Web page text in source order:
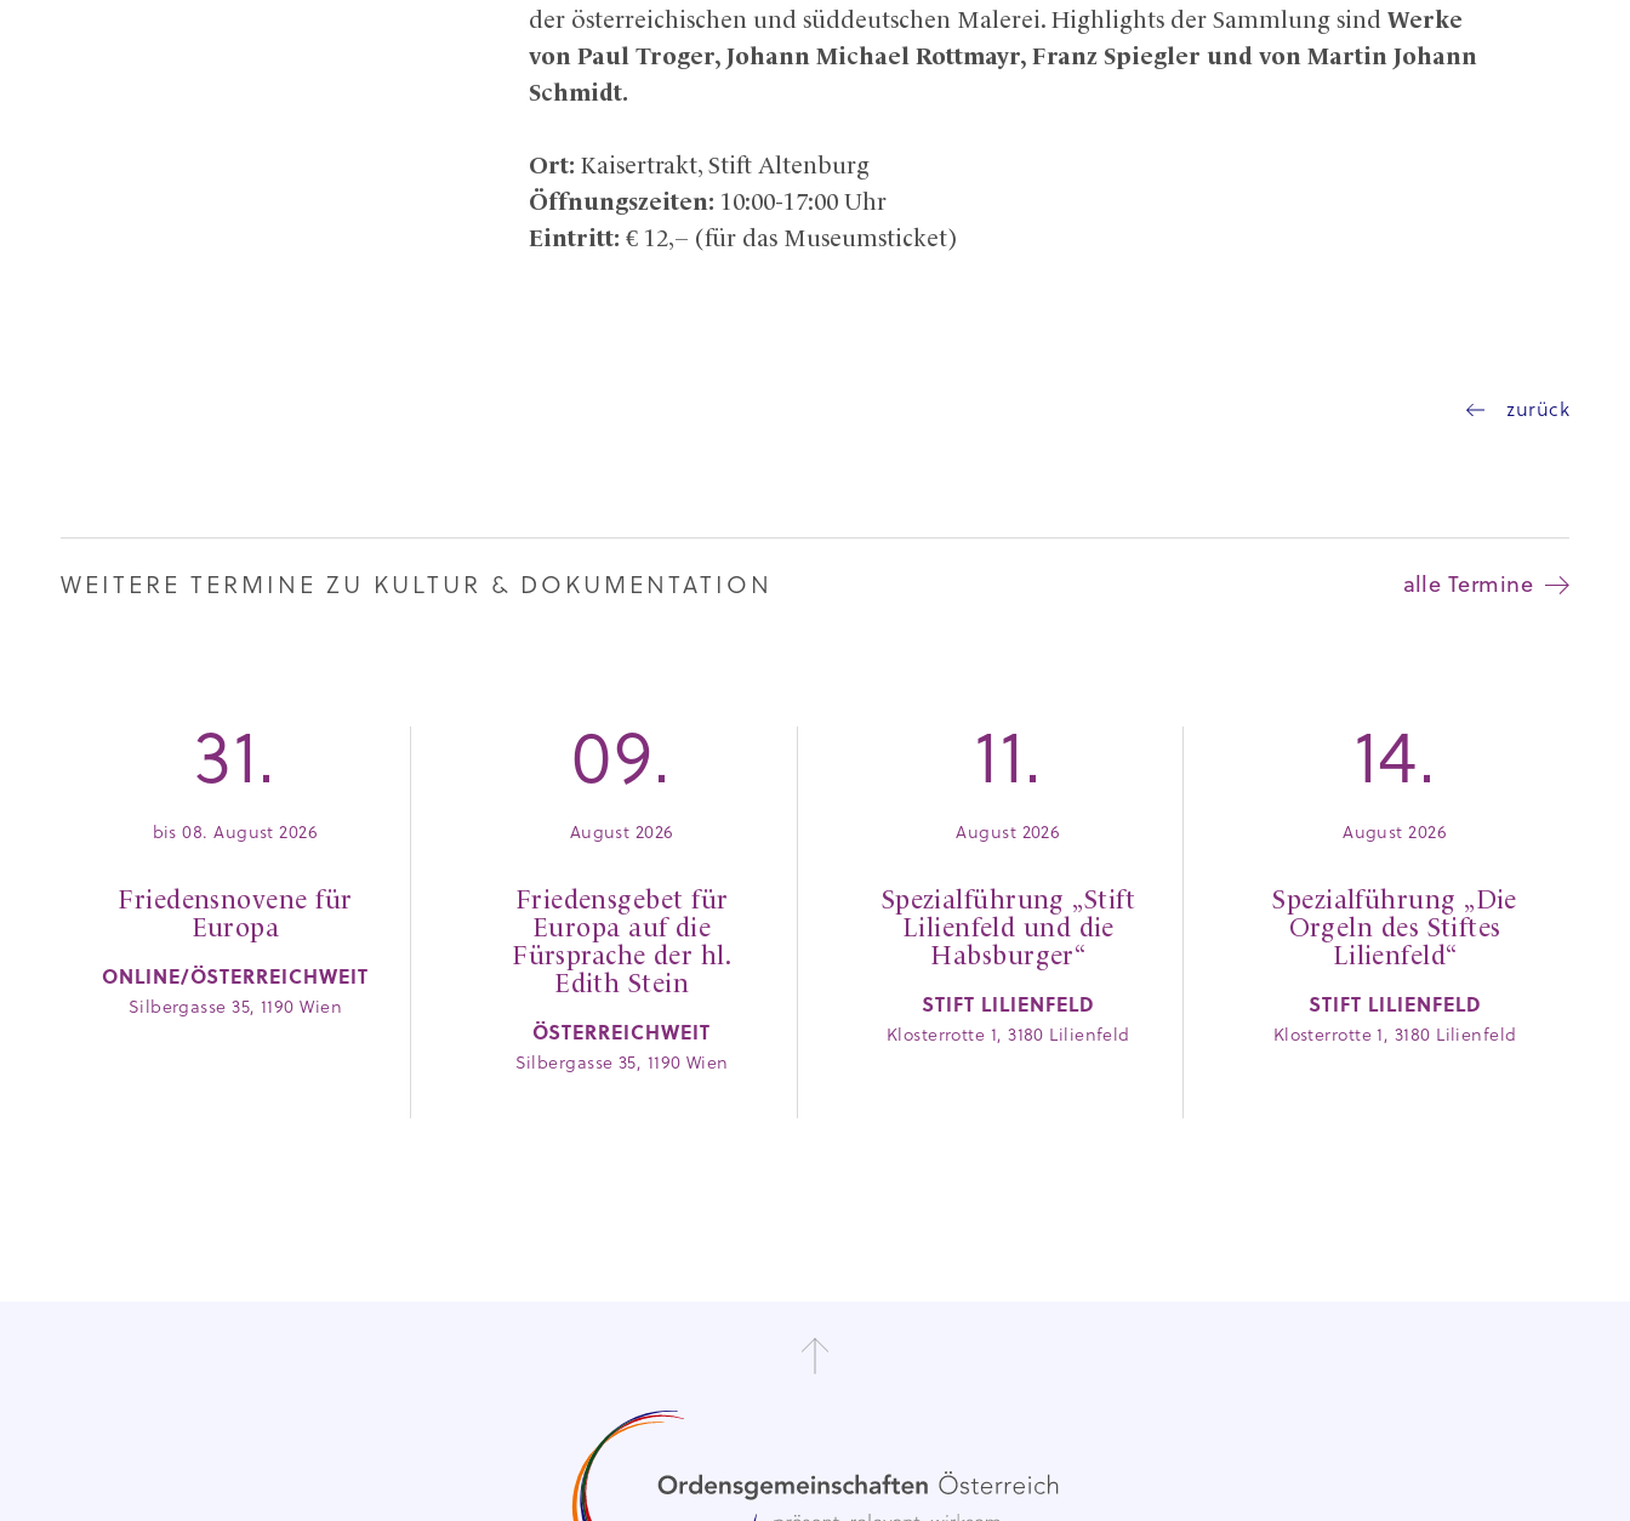
der österreichischen und süddeutschen Malerei. Highlights der Sammlung sind Werke
von Paul Troger, Johann Michael Rottmayr, Franz Spiegler und von Martin Johann
Schmidt.
Ort: Kaisertrakt, Stift Altenburg
Öffnungszeiten: 10:00-17:00 Uhr
Eintritt: € 12,– (für das Museumsticket)
zurück
WEITERE TERMINE ZU KULTUR & DOKUMENTATION alle Termine
31.
bis 08. August 2026
Friedensnovene für
Europa
ONLINE/ÖSTERREICHWEIT
Silbergasse 35, 1190 Wien
09.
August 2026
Friedensgebet für
Europa auf die
Fürsprache der hl.
Edith Stein
ÖSTERREICHWEIT
Silbergasse 35, 1190 Wien
11.
August 2026
Spezialführung „Stift
Lilienfeld und die
Habsburger“
STIFT LILIENFELD
Klosterrotte 1, 3180 Lilienfeld
14.
August 2026
Spezialführung „Die
Orgeln des Stiftes
Lilienfeld“
STIFT LILIENFELD
Klosterrotte 1, 3180 Lilienfeld